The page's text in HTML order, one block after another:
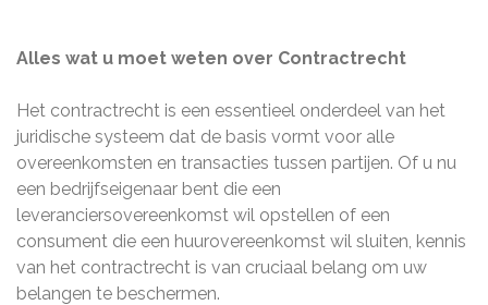
Alles wat u moet weten over Contractrecht
Het contractrecht is een essentieel onderdeel van het
juridische systeem dat de basis vormt voor alle
overeenkomsten en transacties tussen partijen. Of u nu
een bedrijfseigenaar bent die een
leveranciersovereenkomst wil opstellen of een
consument die een huurovereenkomst wil sluiten, kennis
van het contractrecht is van cruciaal belang om uw
belangen te beschermen.